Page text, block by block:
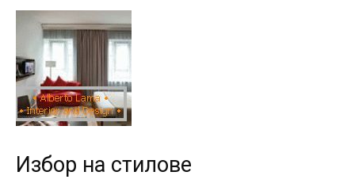
Избор на стилове